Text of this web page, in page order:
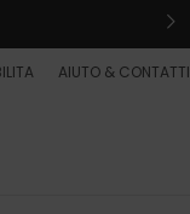
AIUTO & CONTATTI